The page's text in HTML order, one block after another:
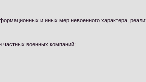
и иных мер невоенного характера,
частных военных компаний;